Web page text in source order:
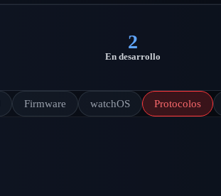
2
En desarrollo
Firmware watchOS Protocolos